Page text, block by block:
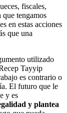
fiscales,
tengamos
en estas acciones
que una
utilizado
Tayyip
es contrario o
El futuro que le
y es
y plantea